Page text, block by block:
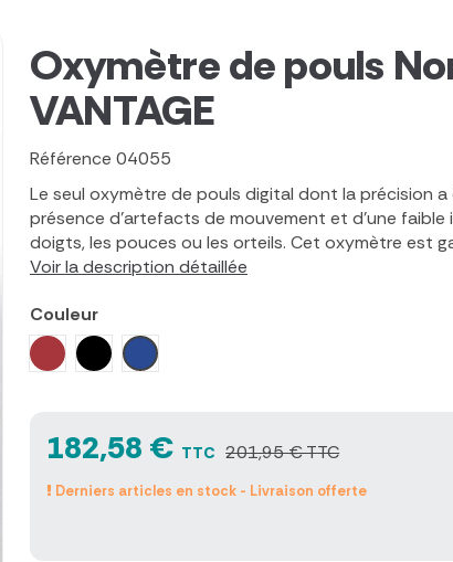
Oxymètre de pouls
VANTAGE
Référence 04055
Le seul oxymètre de pouls digital dont la précision
présence d'artefacts de mouvement et d'une faible
doigts, les pouces ou les orteils. Cet oxymètre est
Voir la description détaillée
Couleur
Rouge
Noir Bleu
182,58 € TTC 201,95 € TTC
Derniers articles en stock - Livraison offerte